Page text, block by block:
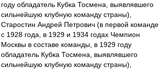
году обладатель Кубка Тосмена, выявлявшего
сильнейшую клубную команду страны),
Старостин Андрей Петрович (в первой команде
с 1928 года, в 1929 и 1934 годах Чемпион
Москвы в составе команды, в 1929 году
обладатель Кубка Тосмена, выявлявшего
сильнейшую клубную команду страны),